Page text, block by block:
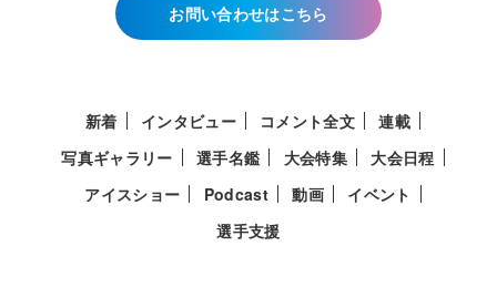
お問い合わせはこちら
新着 インタビュー コメント全文
連載
写真ギャラリー
選手名鑑 大会特集
大会日程
アイスショー
Podcast 動画
イベント
選手支援